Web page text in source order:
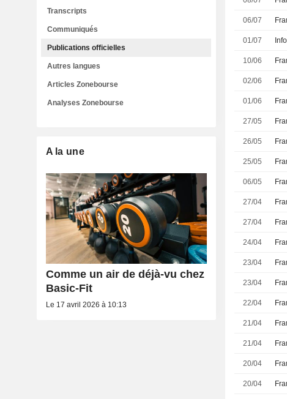
06/07
01/07
10/06
02/06
01/06
27/05
26/05
25/05
06/05
27/04
27/04
24/04
23/04
23/04
22/04
21/04
21/04
20/04
20/04
Transcripts
Communiqués
Publications officielles
Autres langues
Articles Zonebourse
Analyses Zonebourse
A la une
Comme un air de déjà-vu chez
Basic-Fit
Le 17 avril 2026 à 10:13